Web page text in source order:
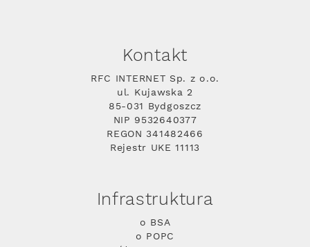
Kontakt
RFC INTERNET Sp. z o.o.
ul. Kujawska 2
85-031 Bydgoszcz
NIP 9532640377
REGON 341482466
Rejestr UKE 11113
Infrastruktura
o BSA
o POPC